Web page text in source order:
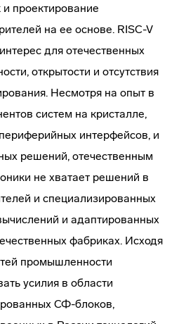
и проектирование
на ее основе. RISC-V
для отечественных
открытости и отсутствия
Несмотря на опыт в
систем на кристалле,
интерфейсов, и
решений, отечественным
не хватает решений в
и специализированных
и адаптированных
фабриках. Исходя
промышленности
усилия в области
СФ-блоков,